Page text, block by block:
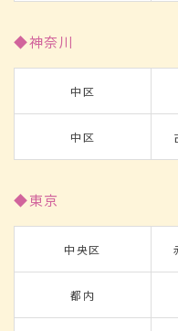
◆神奈川
中区
中区
◆東京
中央区
都内